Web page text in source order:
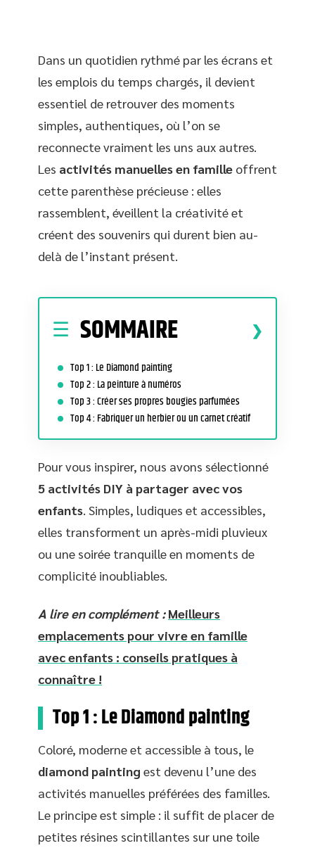
Dans un quotidien rythmé par les écrans et
les emplois du temps chargés, il devient
essentiel de retrouver des moments
simples, authentiques, où l’on se
reconnecte vraiment les uns aux autres.
Les activités manuelles en famille offrent
cette parenthèse précieuse : elles
rassemblent, éveillent la créativité et
créent des souvenirs qui durent bien au-
delà de l’instant présent.
SOMMAIRE
Top 1 : Le Diamond painting
Top 2 : La peinture à numéros
Top 3 : Créer ses propres bougies parfumées
Top 4 : Fabriquer un herbier ou un carnet créatif
Pour vous inspirer, nous avons sélectionné
5 activités DIY à partager avec vos
enfants. Simples, ludiques et accessibles,
elles transforment un après-midi pluvieux
ou une soirée tranquille en moments de
complicité inoubliables.
A lire en complément : Meilleurs
emplacements pour vivre en famille
avec enfants : conseils pratiques à
connaître !
Top 1 : Le Diamond painting
Coloré, moderne et accessible à tous, le
diamond painting est devenu l’une des
activités manuelles préférées des familles.
Le principe est simple : il suffit de placer de
petites résines scintillantes sur une toile